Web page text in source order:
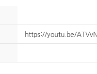
https://youtu.be/